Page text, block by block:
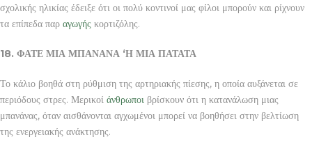
σχολικής ηλικίας έδειξε ότι οι πολύ κοντινοί μας φίλοι μπορούν και ρίχνουν
τα επίπεδα παρ αγωγής κορτιζόλης.
18. ΦΑΤΕ ΜΙΑ ΜΠΑΝΑΝΑ ‘Η ΜΙΑ ΠΑΤΑΤΑ
Το κάλιο βοηθά στη ρύθμιση της αρτηριακής πίεσης, η οποία αυξάνεται σε
περιόδους στρες. Μερικοί άνθρωποι βρίσκουν ότι η κατανάλωση μιας
μπανάνας, όταν αισθάνονται αγχωμένοι μπορεί να βοηθήσει στην βελτίωση
της ενεργειακής ανάκτησης.